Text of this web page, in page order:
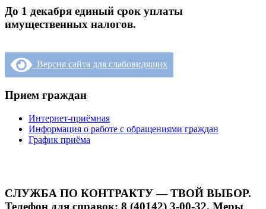
До 1 декабря единый срок уплаты
имущественных налогов.
Версия сайта для слабовидящих
Прием граждан
Интернет-приёмная
Информация о работе с обращениями граждан
График приёма
СЛУЖБА ПО КОНТРАКТУ — ТВОЙ ВЫБОР.